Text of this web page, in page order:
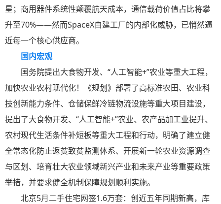
星；商用器件系统性颠覆航天成本，通信载荷价值占比将攀
升至70%——然而SpaceX自建工厂的内部化威胁，已悄然逼
近每一个核心供应商。
国内宏观
国务院提出大食物开发、“人工智能+”农业等重大工程，
加快农业农村现代化！《规划》部署了高标准农田、农业科
技创新能力条件、仓储保鲜冷链物流设施等重大项目建设，
提出了大食物开发、“人工智能+”农业、农产品加工业提升、
农村现代生活条件补短板等重大工程和行动，明确了建立健
全常态化防止返贫致贫监测体系、开展新一轮农业资源调查
与区划、培育壮大农业领域新兴产业和未来产业等重要政策
举措，并要求健全机制保障规划顺利实施。
北京5月二手住宅网签1.6万套：创近五年同期新高，库